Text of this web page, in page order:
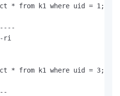
* from k1 where uid = 1;
ri
* from k1 where uid = 3;